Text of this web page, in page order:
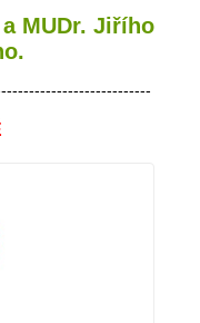
MUDr. Jiřího